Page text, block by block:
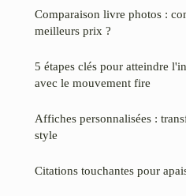
Comparaison livre photos :
meilleurs prix ?
5 étapes clés pour atteindre
avec le mouvement fire
Affiches personnalisées :
style
Citations touchantes pour